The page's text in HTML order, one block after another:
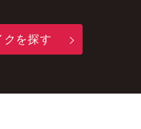
クを探す